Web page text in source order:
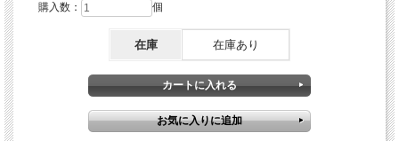
購入数： 個
在庫 在庫あり